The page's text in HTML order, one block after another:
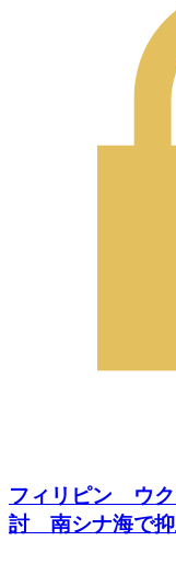
フィリピン ウク
討 南シナ海で抑